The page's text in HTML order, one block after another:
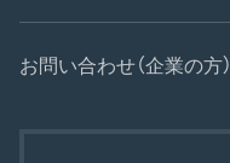
お問い合わせ（企業の方）